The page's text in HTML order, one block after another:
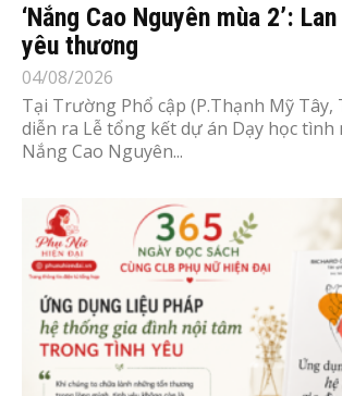
‘Nắng Cao Nguyên mùa 2’:
yêu thương
04/08/2026
Tại Trường Phổ cập (P.Thạnh Mỹ Tây,
diễn ra Lễ tổng kết dự án Dạy học tình
Nắng Cao Nguyên...